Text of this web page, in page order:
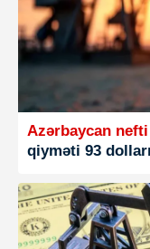
Azərbaycan nefti
qiyməti 93